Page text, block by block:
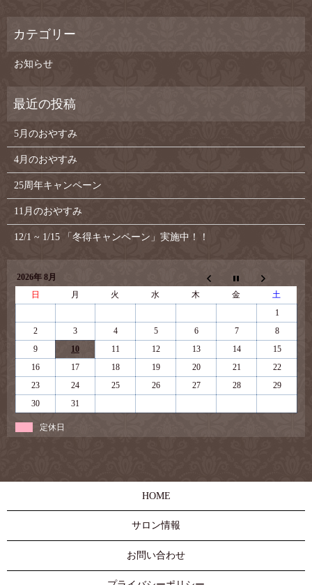
お知らせ
5月のおやすみ
4月のおやすみ
25周年キャンペーン
11月のおやすみ
12/1 ~ 1/15 「冬得キャンペーン」実施中！！
2026年 8月
日
月 火 水 木 金
土
1
2
3 4 5 6 7
8
9
10 11 12 13 14
15
16
17 18 19 20 21
22
23
24 25 26 27 28
29
30
31
定休日
HOME
サロン情報
お問い合わせ